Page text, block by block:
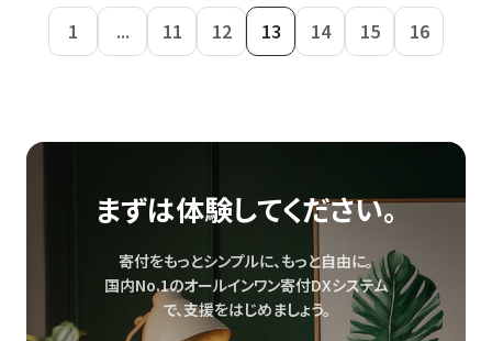
1 ... 11 12 13 14 15 16
まずは体験してください。
寄付をもっとシンプルに、もっと自由に。
国内No.1のオールインワン寄付DXシステム
で、支援をはじめましょう。